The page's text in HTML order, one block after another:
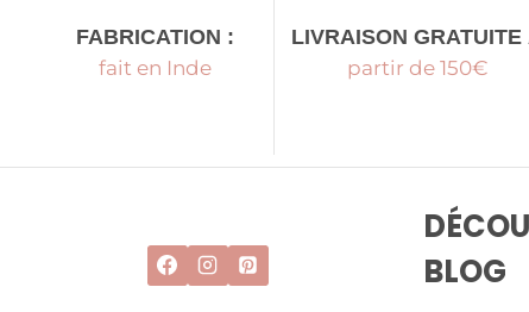
FABRICATION :
fait en Inde
LIVRAISON GRATUITE
partir de 150€
BLOG